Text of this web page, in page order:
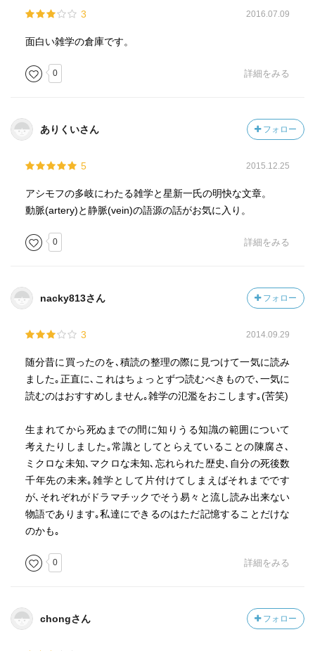
3 2016.07.09
面白い雑学の倉庫です。
0 詳細をみる
ありくいさん フォロー
5 2015.12.25
アシモフの多岐にわたる雑学と星新一氏の明快な文章。
動脈(artery)と静脈(vein)の語源の話がお気に入り。
0 詳細をみる
nacky813さん フォロー
3 2014.09.29
随分昔に買ったのを､積読の整理の際に見つけて一気に読み
ました｡正直に､これはちょっとずつ読むべきもので､一気に
読むのはおすすめしません｡雑学の氾濫をおこします｡(苦笑)
生まれてから死ぬまでの間に知りうる知識の範囲について
考えたりしました｡常識としてとらえていることの陳腐さ､
ミクロな未知､マクロな未知､忘れられた歴史､自分の死後数
千年先の未来｡雑学として片付けてしまえばそれまでです
が､それぞれがドラマチックでそう易々と流し読み出来ない
物語であります｡私達にできるのはただ記憶することだけな
のかも｡
0 詳細をみる
chongさん フォロー